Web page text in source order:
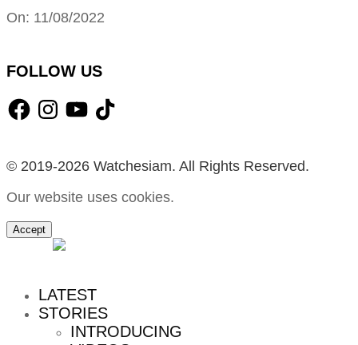
2022-
On: 11/08/2022
FOLLOW US
FacebookInstagramYouTube
TikTok
© 2019-2026 Watchesiam. All Rights Reserved.
Our website uses cookies.
Accept
LATEST
STORIES
INTRODUCING